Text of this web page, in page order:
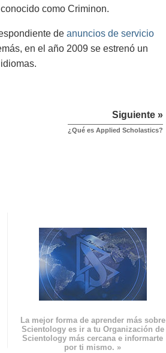
como Criminon.
de anuncios de servicio
en el año 2009 se estrenó un
Siguiente »
¿Qué es Applied Scholastics?
La mejor forma de aprender más sobre
Scientology es ir a tu Organización de
Scientology más cercana e informarte
por ti mismo. »